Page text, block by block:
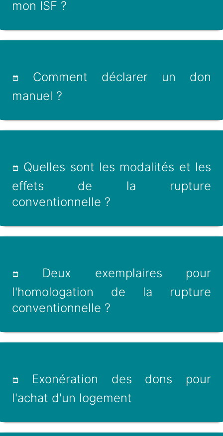
mon ISF ?
Comment déclarer un don
manuel ?
Quelles sont les modalités et les
effets de la rupture
conventionnelle ?
Deux exemplaires pour
l'homologation de la rupture
conventionnelle ?
Exonération des dons pour
l'achat d'un logement